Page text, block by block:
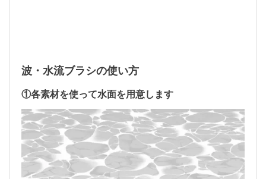
波・水流ブラシの使い方
①各素材を使って水面を用意します